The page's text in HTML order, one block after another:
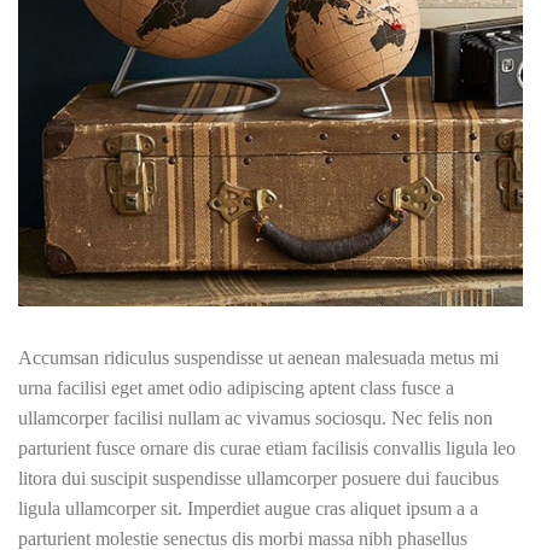
Accumsan ridiculus suspendisse ut aenean malesuada metus mi
urna facilisi eget amet odio adipiscing aptent class fusce a
ullamcorper facilisi nullam ac vivamus sociosqu. Nec felis non
parturient fusce ornare dis curae etiam facilisis convallis ligula leo
litora dui suscipit suspendisse ullamcorper posuere dui faucibus
ligula ullamcorper sit. Imperdiet augue cras aliquet ipsum a a
parturient molestie senectus dis morbi massa nibh phasellus